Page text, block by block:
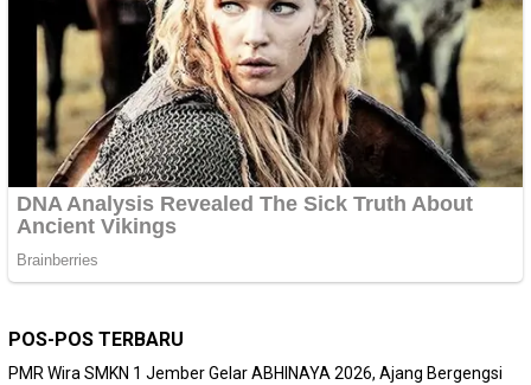
POS-POS TERBARU
PMR Wira SMKN 1 Jember Gelar ABHINAYA 2026, Ajang Bergengsi